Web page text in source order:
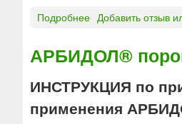
Подробнее
Р
А
А
®
Добавить отзыв
АРБИДОЛ®
ИНСТРУКЦИЯ по
применения